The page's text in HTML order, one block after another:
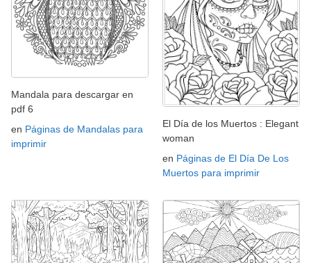
Mandala para descargar en
pdf 6
en Páginas de Mandalas para
imprimir
El Día de los Muertos : Elegant
woman
en Páginas de El Día De Los
Muertos para imprimir